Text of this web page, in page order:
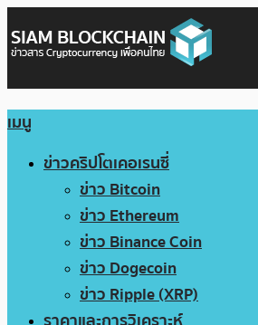
เมนู
ข่าวคริปโตเคอเรนซี่
ข่าว Bitcoin
ข่าว Ethereum
ข่าว Binance Coin
ข่าว Dogecoin
ข่าว Ripple (XRP)